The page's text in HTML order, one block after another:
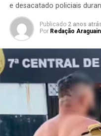
e desacatado policiais
Publicado 2 anos
Por Redação